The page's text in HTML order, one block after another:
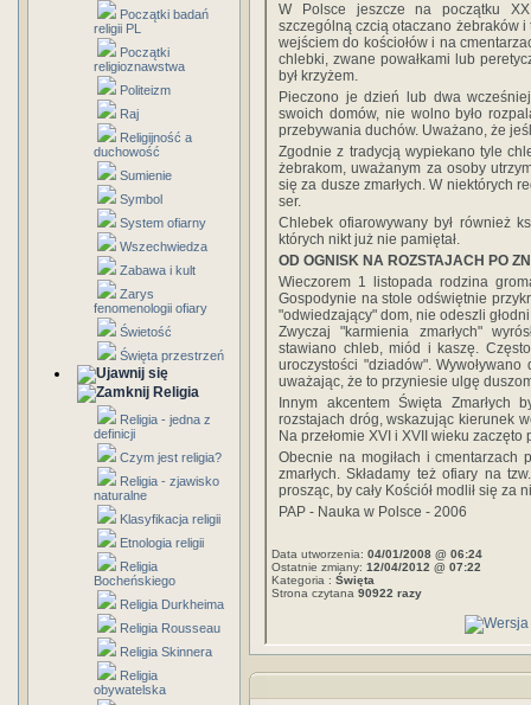
Początki badań
religii PL
Początki
religioznawstwa
Politeizm
Raj
Religijność a
duchowość
Sumienie
Symbol
System ofiarny
Wszechwiedza
Zabawa i kult
Zarys
fenomenologii ofiary
Świetość
Święta przestrzeń
Religia
Religia - jedna z
definicji
Czym jest religia?
Religia - zjawisko
naturalne
Klasyfikacja religii
Etnologia religii
Religia
Bocheńskiego
Religia Durkheima
Religia Rousseau
Religia Skinnera
Religia
obywatelska
W Polsce jeszcze na początku
szczególną czcią otaczano żebraków
wejściem do kościołów i na
chlebki, zwane powałkami lub
był krzyżem.
Pieczono je dzień lub dwa
swoich domów, nie wolno było
przebywania duchów. Uważano, że
Zgodnie z tradycją wypiekano tyle
żebrakom, uważanym za osoby
się za dusze zmarłych. W niektórych
ser.
Chlebek ofiarowywany był również
których nikt już nie pamiętał.
OD OGNISK NA ROZSTAJACH PO
Wieczorem 1 listopada rodzina
Gospodynie na stole odświętnie
"odwiedzający" dom, nie odeszli
Zwyczaj "karmienia zmarłych"
stawiano chleb, miód i kaszę.
uroczystości "dziadów". Wywoływano
uważając, że to przyniesie ulgę
Innym akcentem Święta Zmarłych
rozstajach dróg, wskazując kierunek
Na przełomie XVI i XVII wieku
Obecnie na mogiłach i cmentarzach
zmarłych. Składamy też ofiary na
prosząc, by cały Kościół modlił się za
PAP - Nauka w Polsce - 2006
Data utworzenia: 04/01/2008 @ 06:24
Ostatnie zmiany: 12/04/2012 @ 07:22
Kategoria : Święta
Strona czytana 90922 razy